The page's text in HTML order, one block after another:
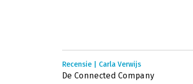
Recensie | Carla Verwijs
De Connected Company